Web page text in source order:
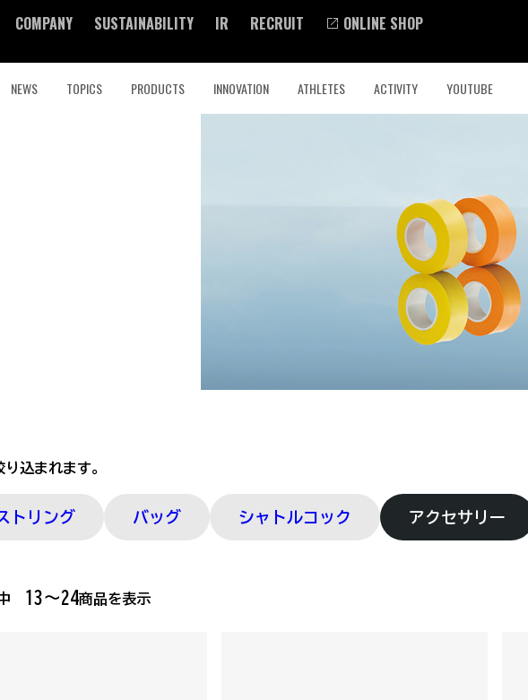
COMPANY SUSTAINABILITY IR RECRUIT ONLINE SHOP
NEWS TOPICS PRODUCTS INNOVATION ATHLETES ACTIVITY YOUTUBE
込まれます。
トリング バッグ シャトルコック アクセサリー
13～24商品を表示